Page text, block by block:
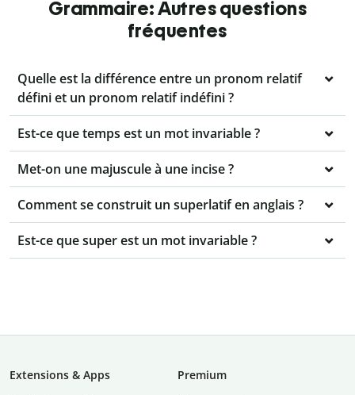
Grammaire: Autres questions
fréquentes
Quelle est la différence entre un pronom relatif
défini et un pronom relatif indéfini ?
Est-ce que temps est un mot invariable ?
Met-on une majuscule à une incise ?
Comment se construit un superlatif en anglais ?
Est-ce que super est un mot invariable ?
Extensions & Apps
Premium